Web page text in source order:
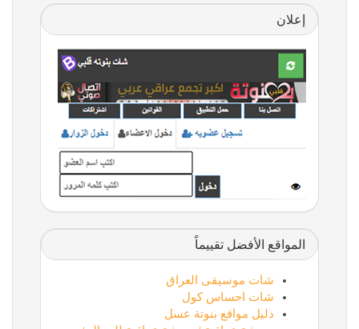
إعلان
المواقع الأفضل تقييماً
شات موسيقى العراق
شات احساس كول
دليل مواقع بنوتة عسل